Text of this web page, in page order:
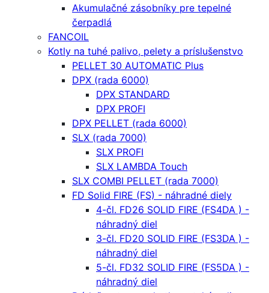
Akumulačné zásobníky pre tepelné
čerpadlá
FANCOIL
Kotly na tuhé palivo, pelety a príslušenstvo
PELLET 30 AUTOMATIC Plus
DPX (rada 6000)
DPX STANDARD
DPX PROFI
DPX PELLET (rada 6000)
SLX (rada 7000)
SLX PROFI
SLX LAMBDA Touch
SLX COMBI PELLET (rada 7000)
FD Solid FIRE (FS) - náhradné diely
4-čl. FD26 SOLID FIRE (FS4DA ) -
náhradný diel
3-čl. FD20 SOLID FIRE (FS3DA ) -
náhradný diel
5-čl. FD32 SOLID FIRE (FS5DA ) -
náhradný diel